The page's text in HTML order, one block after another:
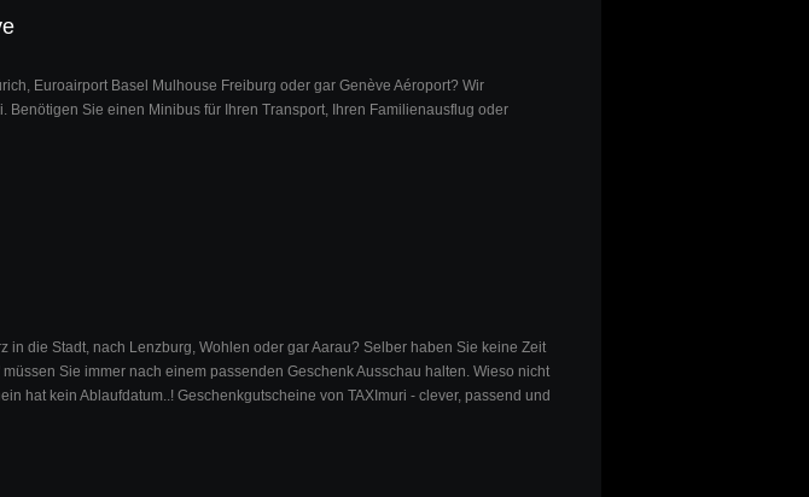
Euroairport Basel Mulhouse Freiburg oder gar Genève Aéroport? Wir
Sie einen Minibus für Ihren Transport, Ihren Familienausflug oder
die Stadt, nach Lenzburg, Wohlen oder gar Aarau? Selber haben Sie keine Zeit
Sie immer nach einem passenden Geschenk Ausschau halten. Wieso nicht
hat kein Ablaufdatum..! Geschenkgutscheine von TAXImuri - clever, passend und